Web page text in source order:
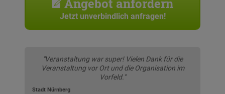
Angebot anfordern
Jetzt unverbindlich anfragen!
"Veranstaltung war super! Vielen Dank für die
Veranstaltung vor Ort und die Organisation im
Vorfeld."
Stadt Nürnberg